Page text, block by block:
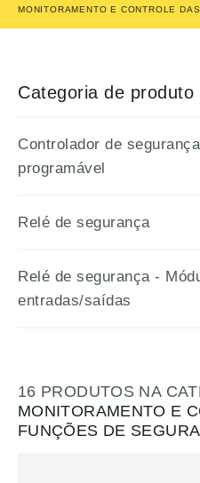
MONITORAMENTO E CONTROLE
Categoria de produto
Controlador de
programável
Relé de segurança
Relé de segurança -
entradas/saídas
16 PRODUTOS NA
MONITORAMENTO E
FUNÇÕES DE